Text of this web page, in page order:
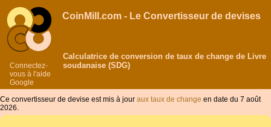
Connectez-
vous à l'aide
Google
CoinMill.com - Le Convertisseur de devises
Calculatrice de conversion de taux de change de Livre
soudanaise (SDG)
Ce convertisseur de devise est mis à jour aux taux de change en date du 7 août
2026.